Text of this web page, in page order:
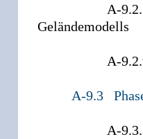
A-9.2.7
Geländemodells
A-9.2.9
A-9.3
A-9.3.2